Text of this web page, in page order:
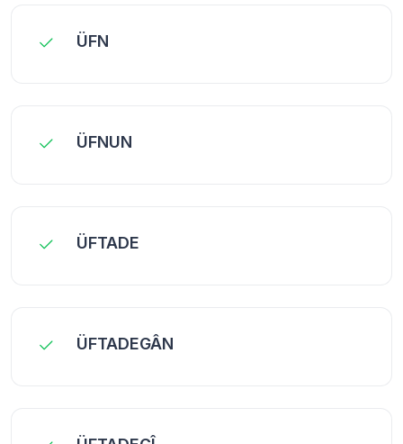
ÜFN
ÜFNUN
ÜFTADE
ÜFTADEGÂN